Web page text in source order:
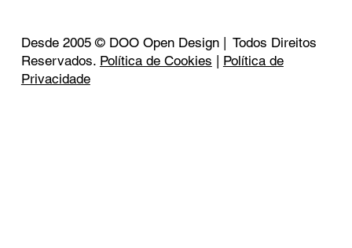
Desde 2005 © DOO Open Design | Todos Direitos
Reservados. Política de Cookies
Política de
Privacidade